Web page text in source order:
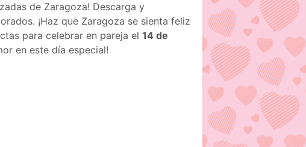
de Zaragoza! Descarga y
¡Haz que Zaragoza se sienta feliz
para celebrar en pareja el 14 de
en este día especial!